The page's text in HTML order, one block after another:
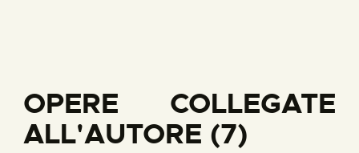
OPERE COLLEGATE
ALL'AUTORE (7)